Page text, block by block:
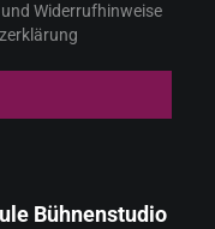
Widerrufhinweise
Bühnenstudio